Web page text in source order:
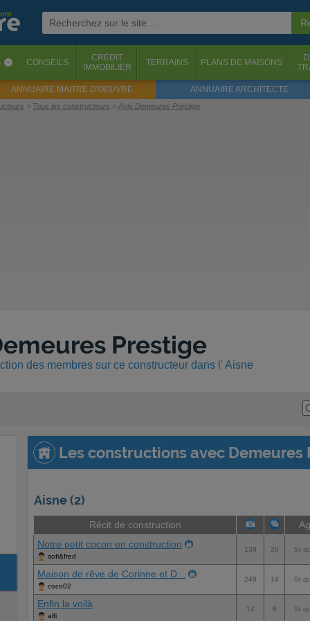
‹ CONSEILS
CRÉDIT
IMMOBILIER
TERRAINS PLANS DE MAISONS
ANNUAIRE MAITRE D'OEUVRE ANNUAIRE ARCHITECTE
Tous les constructeurs Avis Demeures Prestige
Prestige
des membres sur ce constructeur dans l' Aisne
Les constructions avec Demeures
Aisne (2)
Récit de construction
Notre petit cocon en construction
sofi&fred
138 20 St
Maison de rêve de Corinne et D...
coco02
249 14 St
Enfin la voilà
alfi
14 8 St